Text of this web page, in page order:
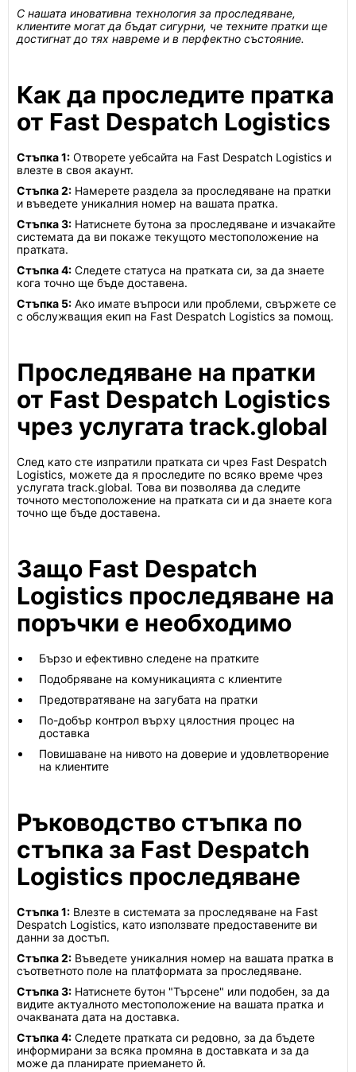
С нашата иновативна технология за проследяване,
клиентите могат да бъдат сигурни, че техните пратки ще
достигнат до тях навреме и в перфектно състояние.
Как да проследите пратка
от Fast Despatch Logistics
Стъпка 1: Отворете уебсайта на Fast Despatch Logistics и
влезте в своя акаунт.
Стъпка 2: Намерете раздела за проследяване на пратки
и въведете уникалния номер на вашата пратка.
Стъпка 3: Натиснете бутона за проследяване и изчакайте
системата да ви покаже текущото местоположение на
пратката.
Стъпка 4: Следете статуса на пратката си, за да знаете
кога точно ще бъде доставена.
Стъпка 5: Ако имате въпроси или проблеми, свържете се
с обслужващия екип на Fast Despatch Logistics за помощ.
Проследяване на пратки
от Fast Despatch Logistics
чрез услугата track.global
След като сте изпратили пратката си чрез Fast Despatch
Logistics, можете да я проследите по всяко време чрез
услугата track.global. Това ви позволява да следите
точното местоположение на пратката си и да знаете кога
точно ще бъде доставена.
Защо Fast Despatch
Logistics проследяване на
поръчки е необходимо
Бързо и ефективно следене на пратките
Подобряване на комуникацията с клиентите
Предотвратяване на загубата на пратки
По-добър контрол върху цялостния процес на
доставка
Повишаване на нивото на доверие и удовлетворение
на клиентите
Ръководство стъпка по
стъпка за Fast Despatch
Logistics проследяване
Стъпка 1: Влезте в системата за проследяване на Fast
Despatch Logistics, като използвате предоставените ви
данни за достъп.
Стъпка 2: Въведете уникалния номер на вашата пратка в
съответното поле на платформата за проследяване.
Стъпка 3: Натиснете бутон "Търсене" или подобен, за да
видите актуалното местоположение на вашата пратка и
очакваната дата на доставка.
Стъпка 4: Следете пратката си редовно, за да бъдете
информирани за всяка промяна в доставката и за да
може да планирате приемането й.